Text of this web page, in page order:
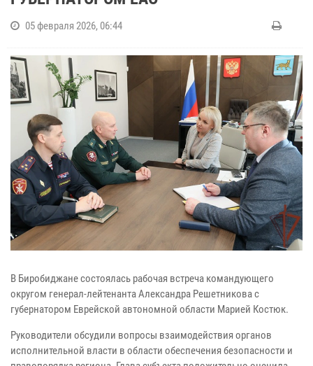
05 февраля 2026, 06:44
В Биробиджане состоялась рабочая встреча командующего
округом генерал-лейтенанта Александра Решетникова с
губернатором Еврейской автономной области Марией Костюк.
Руководители обсудили вопросы взаимодействия органов
исполнительной власти в области обеспечения безопасности и